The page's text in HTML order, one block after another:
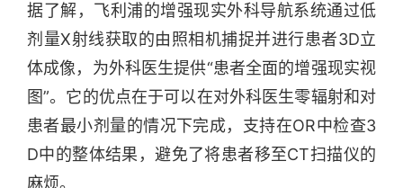
据了解，飞利浦的增强现实外科导航系统通过低
剂量X射线获取的由照相机捕捉并进行患者3D立
体成像，为外科医生提供“患者全面的增强现实视
图”。它的优点在于可以在对外科医生零辐射和对
患者最小剂量的情况下完成，支持在OR中检查3
D中的整体结果，避免了将患者移至CT扫描仪的
麻烦。